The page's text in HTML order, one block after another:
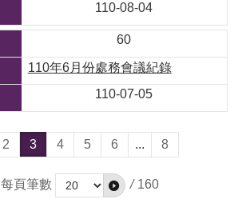
110-08-04
60
110年6月份處務會議紀錄
110-07-05
2 3 4 5 6 ... 8
每頁筆數 / 160